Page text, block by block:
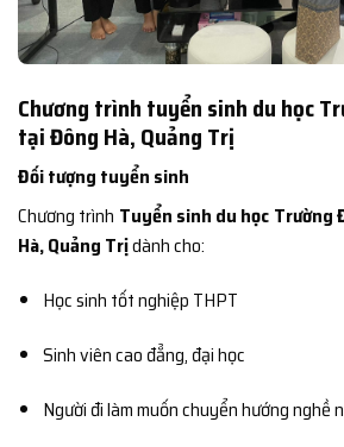
Chương trình tuyển sinh du học
tại Đông Hà, Quảng Trị
Đối tượng tuyển sinh
Chương trình Tuyển sinh du học Trường
Hà, Quảng Trịdành cho:
Học sinh tốt nghiệp THPT
Sinh viên cao đẳng, đại học
Người đi làm muốn chuyển hướng nghề